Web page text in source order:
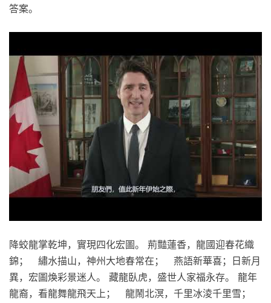
答案。
降蛟龍掌乾坤，實現四化宏圖。 荊豔蓮香，龍國迎春花織
錦； 繡水描山，神州大地春常在； 燕語新華喜；日新月
異，宏圖煥彩景迷人。 藏龍臥虎，盛世人家福永存。 龍年
龍裔，看龍舞龍飛天上； 龍鬧北溟，千里冰淩千里雪；